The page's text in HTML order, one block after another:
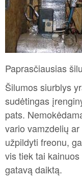
Paprasčiausias
Šilumos siurblys
sudėtingas
pats.
vario vamzdelių
užpildyti freonu,
vis tiek tai
gatavą daiktą.